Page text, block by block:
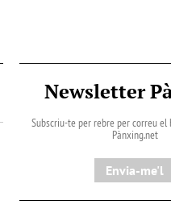
Newsletter
Subscriu-te per rebre per correu
Pànxing.net​
Envia-me'l